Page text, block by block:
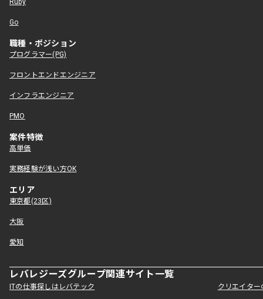
Ruby
Go
職種・ポジション
プログラマー(PG)
フロントエンドエンジニア
インフラエンジニア
PMO
案件特徴
高単価
実務経験が浅い方OK
エリア
東京都(23区)
大阪
愛知
レバレジーズグループ関連サイト一覧
ITの仕事探しはレバテック クリエイタ